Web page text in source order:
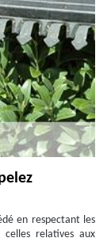
en respectant les
relatives aux